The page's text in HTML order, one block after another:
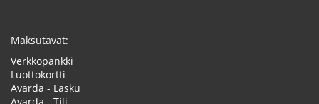
Maksutavat:
Verkkopankki
Luottokortti
Avarda - Lasku